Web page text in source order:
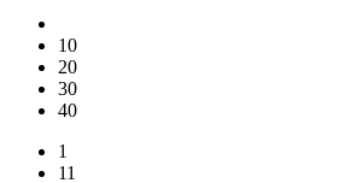
10
20
30
40
1
11